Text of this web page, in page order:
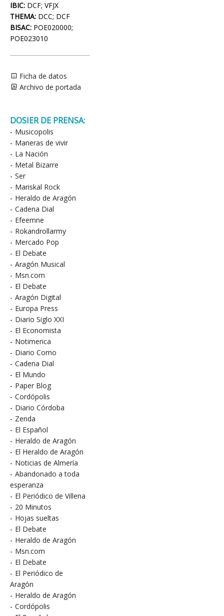
IBIC: DCF; VFJX
THEMA: DCC; DCF
BISAC: POE020000;
POE023010
Ficha de datos
Archivo de portada
DOSIER DE PRENSA:
- Musicopolis
- Maneras de vivir
- La Nación
- Metal Bizarre
- Ser
- Mariskal Rock
- Heraldo de Aragón
- Cadena Dial
- Efeemne
- Rokandrollarmy
- Mercado Pop
- El Debate
- Aragón Musical
- Msn.com
- El Debate
- Aragón Digital
- Europa Press
- Diario Siglo XXI
- El Economista
- Notimerica
- Diario Como
- Cadena Dial
- El Mundo
- Paper Blog
- Cordópolis
- Diario Córdoba
- Zenda
- El Español
- Heraldo de Aragón
- El Heraldo de Aragón
- Noticias de Almería
- Abandonado a toda
esperanza
- El Periódico de Villena
- 20 Minutos
- Hojas sueltas
- El Debate
- Heraldo de Aragón
- Msn.com
- El Debate
- El Periódico de
Aragón
- Heraldo de Aragón
- Cordópolis